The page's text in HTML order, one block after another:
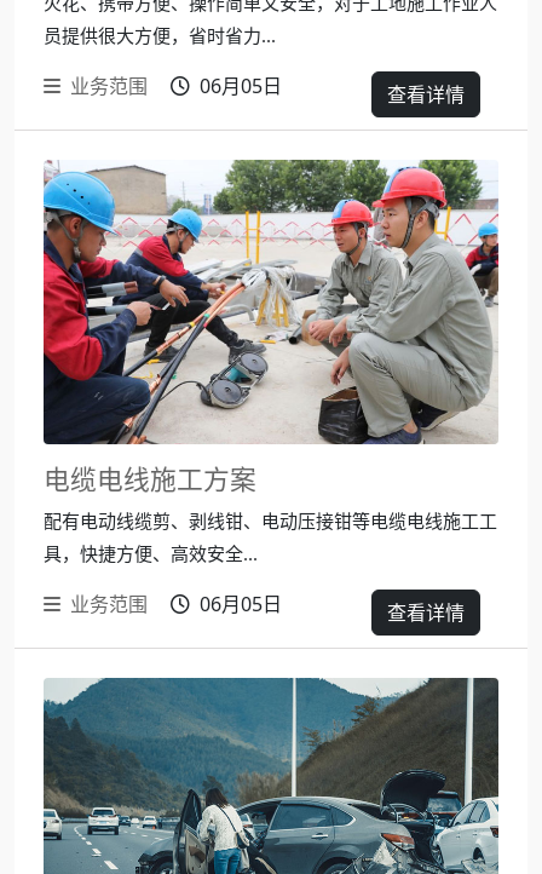
员提供很大方便，省时省力...
业务范围 06月05日 查看详情
电缆电线施工方案
配有电动线缆剪、剥线钳、电动压接钳等电缆电线施工工
具，快捷方便、高效安全...
业务范围 06月05日 查看详情